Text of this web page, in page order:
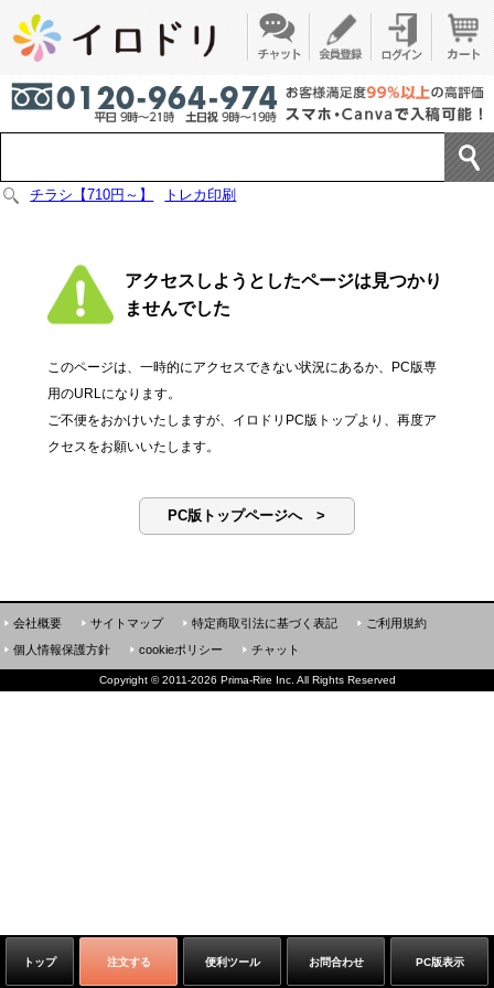
チラシ【710円～】 トレカ印刷
アクセスしようとしたページは見つかり
ませんでした
このページは、一時的にアクセスできない状況にあるか、PC版専
用のURLになります。
ご不便をおかけいたしますが、イロドリPC版トップより、再度ア
クセスをお願いいたします。
PC版トップページへ >
トップ 注文する 便利ツール お問合わせ PC版表示
会社概要 サイトマップ 特定商取引法に基づく表記
ご利用規約
個人情報保護方針
cookieポリシー チャット
Copyright ©2011-2026 Prima-Rire Inc. All Rights Reserved